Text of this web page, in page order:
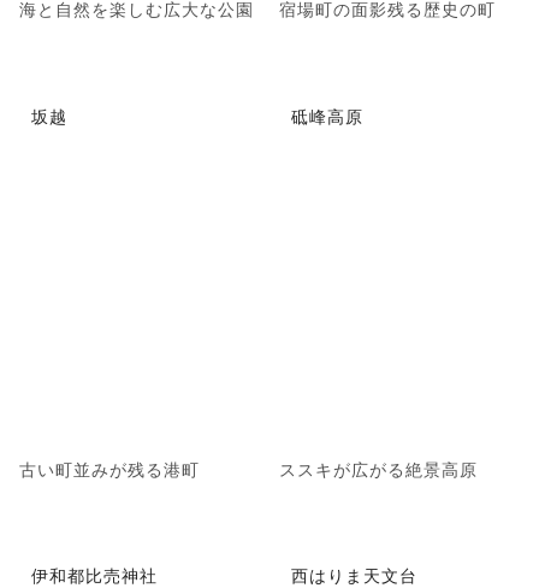
海と自然を楽しむ広大な公園 宿場町の面影残る歴史の町
坂越
古い町並みが残る港町
砥峰高原
ススキが広がる絶景高原
伊和都比売神社 西はりま天文台